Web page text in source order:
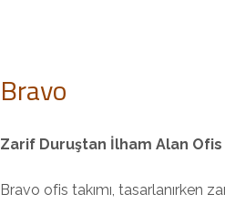
Bravo
Zarif Duruştan İlham Alan Ofis
Bravo ofis takımı, tasarlanırken